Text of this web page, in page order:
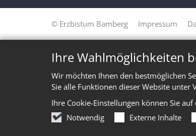
Ihre Wahlmöglichkeiten
Wir möchten Ihnen den bestmöglichen
Sie alle Funktionen dieser Website unter
Ihre Cookie-Einstellungen können Sie
Notwendig
Externe Inhalte
© Erzbistum Bamberg Impressum